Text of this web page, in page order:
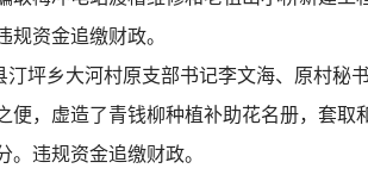
规资金追缴财政。
坪乡大河村原支部书记李文海、原村秘
便，虚造了青钱柳种植补助花名册，套取
。违规资金追缴财政。